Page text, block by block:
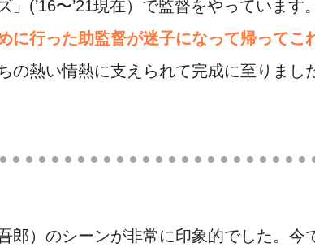
(’16〜’21現在）で監督をやっています
に行った助監督が迷子になって帰ってこ
の熱い情熱に支えられて完成に至りまし
郎）のシーンが非常に印象的でした。今